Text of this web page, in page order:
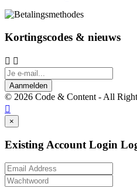
Kortingscodes & nieuws
 
Aanmelden
© 2026 Code & Content - All

×
Existing Account Login